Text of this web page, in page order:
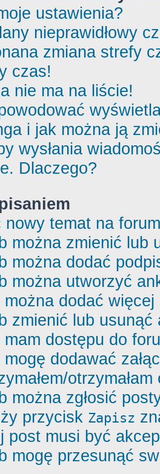
ustawienia?
nieprawidłowy
zmiana strefy
czas!
nie ma na liście!
i jak można ją
wysłania
Dlaczego?
temat na
można zmienić lub
można dodać
można utworzyć
dodać
zmienić lub usunąć
dostępu do
dodawać
można zgłosić
przycisk Zapisz
post musi być
mogę przesunąć